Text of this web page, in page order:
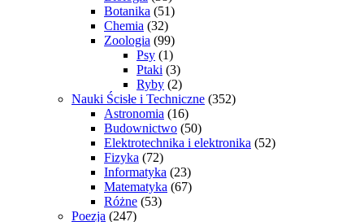
Botanika (51)
Chemia (32)
Zoologia (99)
Psy (1)
Ptaki (3)
Ryby (2)
Nauki Ścisłe i Techniczne (352)
Astronomia (16)
Budownictwo (50)
Elektrotechnika i elektronika (52)
Fizyka (72)
Informatyka (23)
Matematyka (67)
Różne (53)
Poezja (247)